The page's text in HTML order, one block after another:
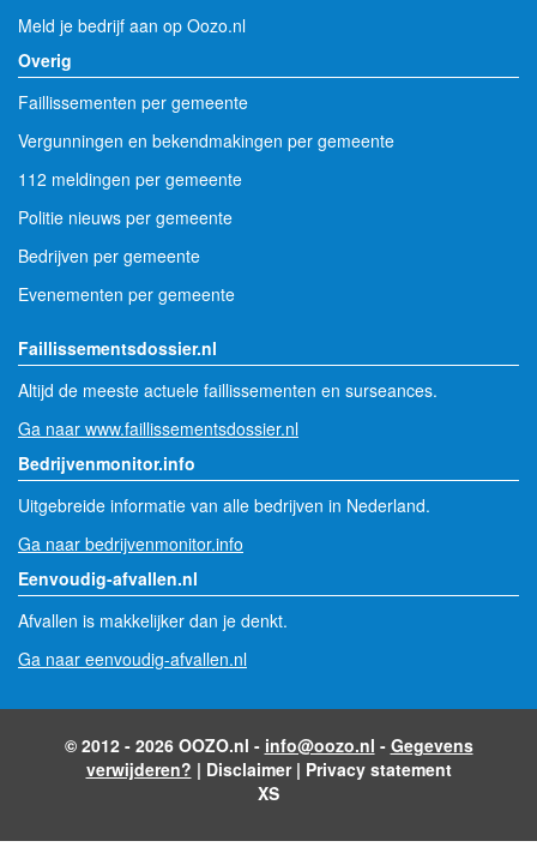
Meld je bedrijf aan op Oozo.nl
Overig
Faillissementen per gemeente
Vergunningen en bekendmakingen per gemeente
112 meldingen per gemeente
Politie nieuws per gemeente
Bedrijven per gemeente
Evenementen per gemeente
Faillissementsdossier.nl
Altijd de meeste actuele faillissementen en surseances.
Ga naar www.faillissementsdossier.nl
Bedrijvenmonitor.info
Uitgebreide informatie van alle bedrijven in Nederland.
Ga naar bedrijvenmonitor.info
Eenvoudig-afvallen.nl
Afvallen is makkelijker dan je denkt.
Ga naar eenvoudig-afvallen.nl
© 2012 - 2026 OOZO.nl - info@oozo.nl - Gegevens
verwijderen? | Disclaimer| Privacy statement
XS